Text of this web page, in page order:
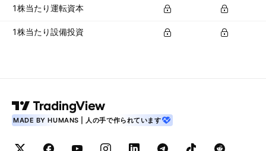
1株当たり運転資本
1株当たり設備投資
MADE BY HUMANS | 人の手で作られています